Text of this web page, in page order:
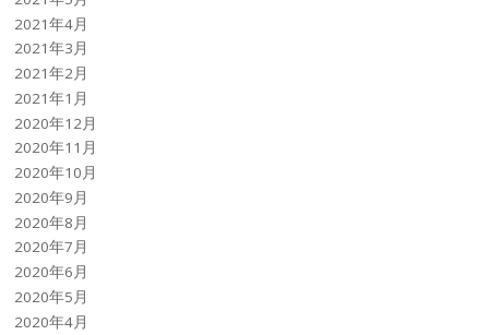
2021年4月
2021年3月
2021年2月
2021年1月
2020年12月
2020年11月
2020年10月
2020年9月
2020年8月
2020年7月
2020年6月
2020年5月
2020年4月